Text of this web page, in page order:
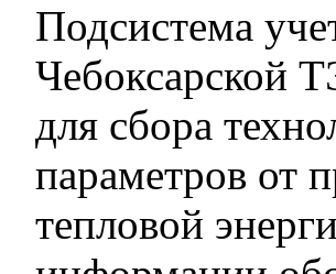
Подсистема
Чебоксарской
для сбора
параметров от
тепловой